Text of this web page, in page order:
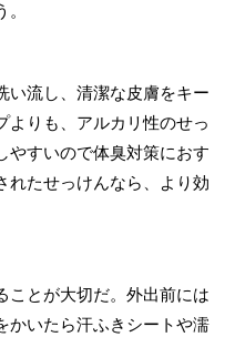
い流し、清潔な皮膚をキー
よりも、アルカリ性のせっ
やすいので体臭対策におす
れたせっけんなら、より効
ことが大切だ。外出前には
かいたら汗ふきシートや濡